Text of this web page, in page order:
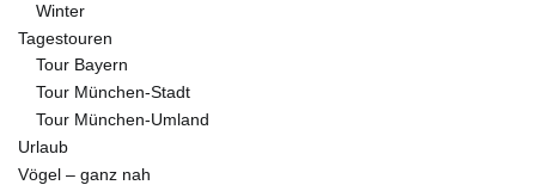
Winter
Tagestouren
Tour Bayern
Tour München-Stadt
Tour München-Umland
Urlaub
Vögel – ganz nah